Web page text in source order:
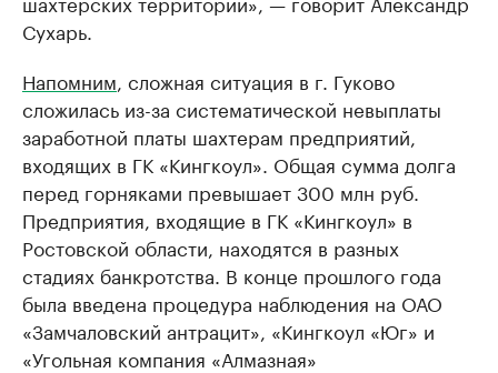
Сухарь.
Напомним , сложная ситуация в г. Гуково
сложилась из-за систематической невыплаты
заработной платы шахтерам предприятий,
входящих в ГК «Кингкоул». Общая сумма долга
перед горняками превышает 300 млн руб.
Предприятия, входящие в ГК «Кингкоул» в
Ростовской области, находятся в разных
стадиях банкротства. В конце прошлого года
была введена процедура наблюдения на ОАО
«Замчаловский антрацит», «Кингкоул «Юг» и
«Угольная компания «Алмазная»